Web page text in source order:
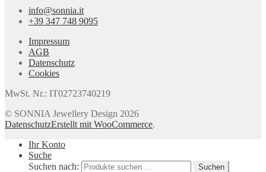
info@sonnia.it
+39 347 748 9095
Impressum
AGB
Datenschutz
Cookies
MwSt. Nr.: IT02723740219
© SONNIA Jewellery Design 2026
DatenschutzErstellt mit WooCommerce.
Ihr Konto
Suche
Suchen nach:
Suchen